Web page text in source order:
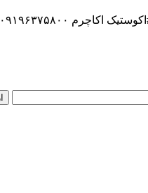
۰۹۱۹۶۳۷۵۸۰۰_۰۲۱۵۵۹۶۹۲۴۵